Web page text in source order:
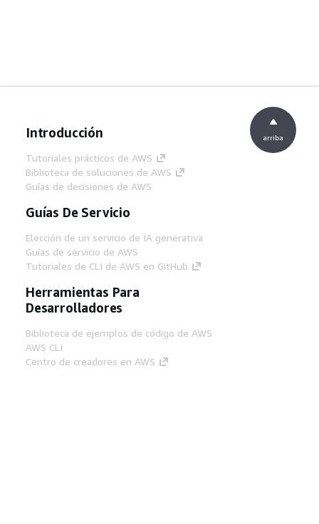
Introducción
Tutoriales prácticos de AWS
Biblioteca de soluciones de AWS
Guías de decisiones de AWS
Guías De Servicio
Elección de un servicio de IA generativa
Guías de servicio de AWS
Tutoriales de CLI de AWS en GitHub
Herramientas Para
Desarrolladores
Biblioteca de ejemplos de código de AWS
AWS CLI
Centro de creadores en AWS
arriba